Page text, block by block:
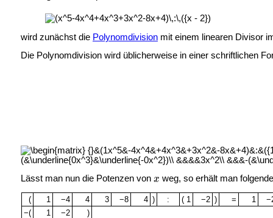
wird zunächst die Polynomdivisionmit einem linearen Divisor
Die Polynomdivision wird üblicherweise in einer schriftlichen
Lässt man nun die Potenzen von weg, so erhält man
( 1 −4 4 3 −8 4 ) : ( 1 −2 ) = 1
−(
1 −2
)